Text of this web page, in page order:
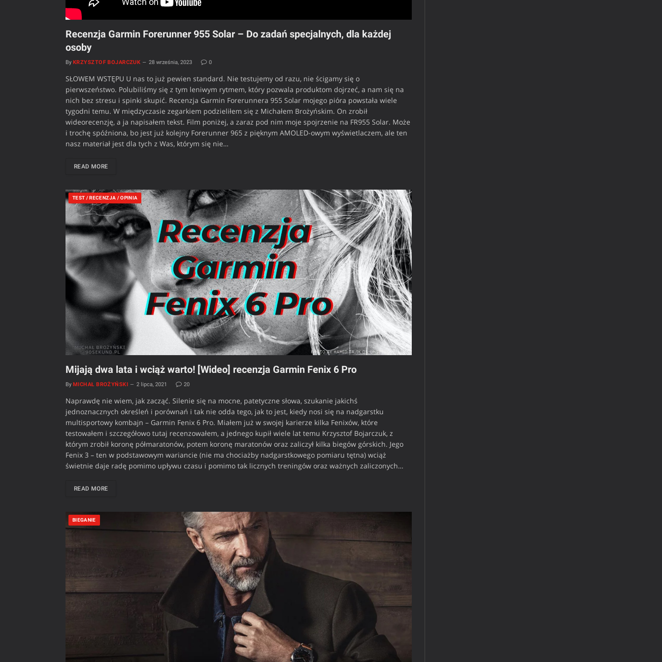
Recenzja Garmin Forerunner 955 Solar – Do zadań specjalnych, dla każdej
osoby
By KRZYSZTOF BOJARCZUK 28 września, 2023 0
SŁOWEM WSTĘPU U nas to już pewien standard. Nie testujemy od razu, nie ścigamy się o
pierwszeństwo. Polubiliśmy się z tym leniwym rytmem, który pozwala produktom dojrzeć, a nam się na
nich bez stresu i spinki skupić. Recenzja Garmin Forerunnera 955 Solar mojego pióra powstała wiele
tygodni temu. W międzyczasie zegarkiem podzieliłem się z Michałem Brożyńskim. On zrobił
wideorecenzję, a ja napisałem tekst. Film poniżej, a zaraz pod nim moje spojrzenie na FR955 Solar. Może
i trochę spóźniona, bo jest już kolejny Forerunner 965 z pięknym AMOLED-owym wyświetlaczem, ale ten
nasz materiał jest dla tych z Was, którym się nie…
READ MORE
TEST / RECENZJA / OPINIA
Mijają dwa lata i wciąż warto! [Wideo] recenzja Garmin Fenix 6 Pro
By MICHAŁ BROŻYŃSKI 2 lipca, 2021 20
Naprawdę nie wiem, jak zacząć. Silenie się na mocne, patetyczne słowa, szukanie jakichś
jednoznacznych określeń i porównań i tak nie odda tego, jak to jest, kiedy nosi się na nadgarstku
multisportowy kombajn – Garmin Fenix 6 Pro. Miałem już w swojej karierze kilka Fenixów, które
testowałem i szczegółowo tutaj recenzowałem, a jednego kupił wiele lat temu Krzysztof Bojarczuk, z
którym zrobił koronę półmaratonów, potem koronę maratonów oraz zaliczył kilka biegów górskich. Jego
Fenix 3 – ten w podstawowym wariancie (nie ma chociażby nadgarstkowego pomiaru tętna) wciąż
świetnie daje radę pomimo upływu czasu i pomimo tak licznych treningów oraz ważnych zaliczonych…
READ MORE
BIEGANIE